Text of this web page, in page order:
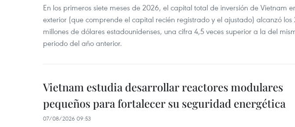
En los primeros siete meses de 2026, el capital total de inversión de Vietnam
exterior (que comprende el capital recién registrado y el ajustado) alcanzó los
millones de dólares estadounidenses, una cifra 4,5 veces superior a la del
periodo del año anterior.
Vietnam estudia desarrollar reactores modulares
pequeños para fortalecer su seguridad energética
07/08/2026 09:53